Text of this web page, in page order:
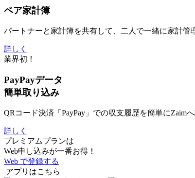
ペア家計簿
パートナーと家計簿を共有して、二人で一緒に家計管
詳しく
業界初！
PayPayデータ
簡単取り込み
QRコード決済「PayPay」での収支履歴を簡単にZaimへ
詳しく
プレミアムプランは
Web申し込みが一番お得！
Web で登録する
アプリはこちら